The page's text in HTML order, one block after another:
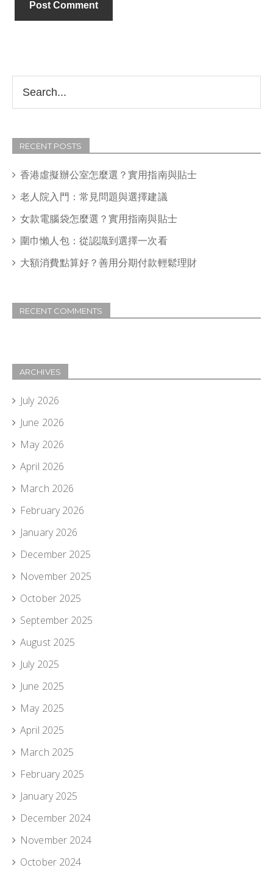
RECENT POSTS
香港虛擬辦公室怎麼選？實用指南與貼士
老人院入門：常見問題與選擇建議
女款電腦袋怎麼選？實用指南與貼士
圍巾懶人包：從認識到選擇一次看
大額消費點算好？善用分期付款輕鬆理財
RECENT COMMENTS
ARCHIVES
July 2026
June 2026
May 2026
April 2026
March 2026
February 2026
January 2026
December 2025
November 2025
October 2025
September 2025
August 2025
July 2025
June 2025
May 2025
April 2025
March 2025
February 2025
January 2025
December 2024
November 2024
October 2024